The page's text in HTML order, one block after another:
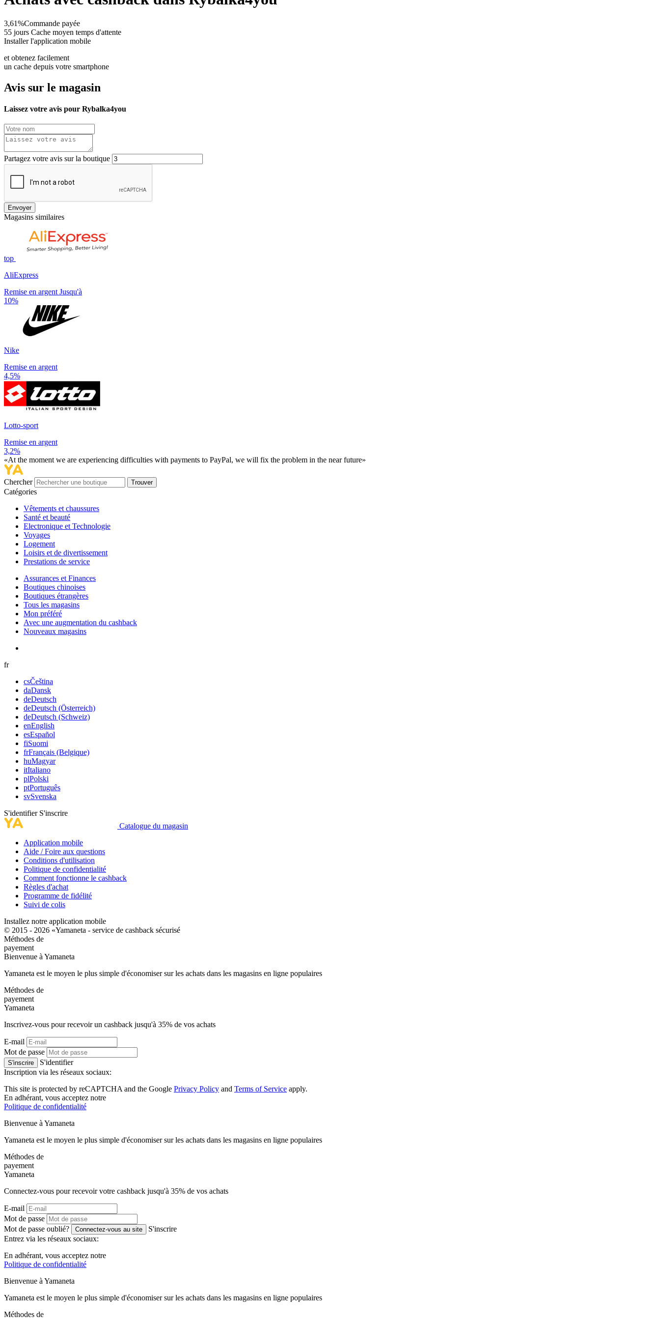
3,61%Commande payée
55 jours Cache moyen temps d'attente
Installer l'application mobile
et obtenez facilement
un cache depuis votre smartphone
Avis sur le magasin
Laissez votre avis pour Rybalka4you
Partagez votre avis sur la boutique
Envoyer
Magasins similaires
top
AliExpress
Remise en argent Jusqu'à
10%
Nike
Remise en argent
4,5%
Lotto-sport
Remise en argent
3,2%
«At the moment we are experiencing difficulties with payments to PayPal, we will fix the problem in the near future»
Chercher Trouver
Catégories
Vêtements et chaussures
Santé et beauté
Electronique et Technologie
Voyages
Logement
Loisirs et de divertissement
Prestations de service
Assurances et Finances
Boutiques chinoises
Boutiques étrangères
Tous les magasins
Mon préféré
Avec une augmentation du cashback
Nouveaux magasins
fr
csČeština
daDansk
deDeutsch
deDeutsch (Österreich)
deDeutsch (Schweiz)
enEnglish
esEspañol
fiSuomi
frFrançais (Belgique)
huMagyar
itItaliano
plPolski
ptPortuguês
svSvenska
S'identifier S'inscrire
Catalogue du magasin
Application mobile
Aide / Foire aux questions
Conditions d'utilisation
Politique de confidentialité
Comment fonctionne le cashback
Règles d'achat
Programme de fidélité
Suivi de colis
Installez notre application mobile
© 2015 - 2026 «Yamaneta - service de cashback sécurisé
Méthodes de
payement
Bienvenue à Yamaneta
Yamaneta est le moyen le plus simple d'économiser sur les achats dans les magasins en ligne populaires
Méthodes de
payement
Yamaneta
Inscrivez-vous pour recevoir un cashback jusqu'à 35% de vos achats
E-mail
Mot de passe
S'inscrire
S'identifier
Inscription via les réseaux sociaux:
This site is protected by reCAPTCHA and the Google Privacy Policy and Terms of Service apply.
En adhérant, vous acceptez notre
Politique de confidentialité
Bienvenue à Yamaneta
Yamaneta est le moyen le plus simple d'économiser sur les achats dans les magasins en ligne populaires
Méthodes de
payement
Yamaneta
Connectez-vous pour recevoir votre cashback jusqu'à 35% de vos achats
E-mail
Mot de passe
Mot de passe oublié?
Connectez-vous au site
S'inscrire
Entrez via les réseaux sociaux:
En adhérant, vous acceptez notre
Politique de confidentialité
Bienvenue à Yamaneta
Yamaneta est le moyen le plus simple d'économiser sur les achats dans les magasins en ligne populaires
Méthodes de